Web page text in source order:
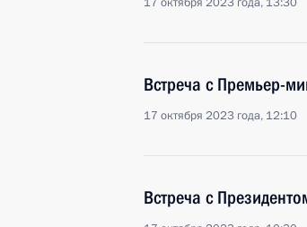
Встреча с Премьер-
17 октября 2023 года, 12:10
Встреча с